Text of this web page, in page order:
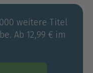
weitere Titel
Ab 12,99 € im